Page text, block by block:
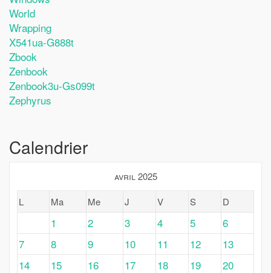
World
Wrapping
X541ua-G888t
Zbook
Zenbook
Zenbook3u-Gs099t
Zephyrus
Calendrier
avril 2025
L
Ma Me J V S D
1 2 3 4 5
6
7
8 9 10 11 12
13
14
15 16 17 18 19 20